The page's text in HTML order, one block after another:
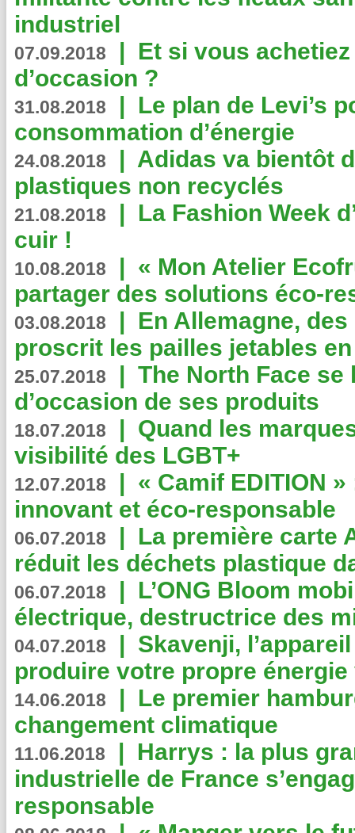
industriel
07.09.2018 | Et si vous
d’occasion ?
31.08.2018 | Le plan de Levi’s
consommation d’énergie
24.08.2018 | Adidas va bientôt
plastiques non recyclés
21.08.2018 | La Fashion Week
cuir !
10.08.2018 | « Mon Atelier
partager des solutions éco-
03.08.2018 | En Allemagne,
proscrit les pailles jetables
25.07.2018 | The North Face se
d’occasion de ses produits
18.07.2018 | Quand les
visibilité des LGBT+
12.07.2018 | « Camif EDITION
innovant et éco-responsable
06.07.2018 | La première carte
réduit les déchets plastique
06.07.2018 | L’ONG Bloom
électrique, destructrice des
04.07.2018 | Skavenji,
produire votre propre
14.06.2018 | Le premier
changement climatique
11.06.2018 | Harrys : la plus
industrielle de France
responsable